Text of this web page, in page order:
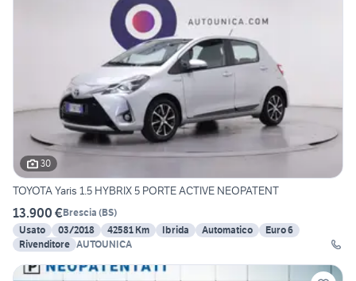
30
TOYOTA Yaris 1.5 HYBRIX 5 PORTE ACTIVE NEOPATENT
13.900 €Brescia (BS)
Usato
03/2018 42581 Km Ibrida Automatico
Euro 6
Rivenditore AUTOUNICA